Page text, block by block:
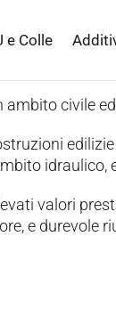
e Colle
ambito civile
idraulico,
valori
e durevole